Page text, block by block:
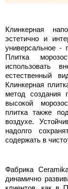
Клинкерная
эстетично и
универсальное -
Плитка
использовать
естественный
Клинкерная
метод создания
высокой
плитка также
воздухе.
надолго
содержать в
Фабрика
динамично